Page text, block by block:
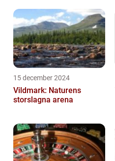
15 december 2024
Vildmark: Naturens
storslagna arena